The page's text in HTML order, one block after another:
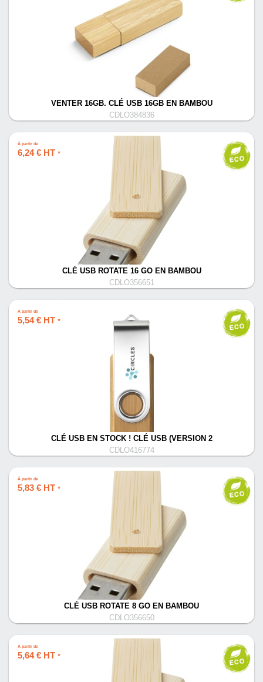
VENTER 16GB. CLÉ USB 16GB EN BAMBOU
CDLO384836
À partir de
6,24 € HT *
CLÉ USB ROTATE 16 GO EN BAMBOU
CDLO356651
À partir de
5,54 € HT *
CLÉ USB EN STOCK ! CLÉ USB (VERSION 2
CDLO416774
À partir de
5,83 € HT *
CLÉ USB ROTATE 8 GO EN BAMBOU
CDLO356650
À partir de
5,64 € HT *